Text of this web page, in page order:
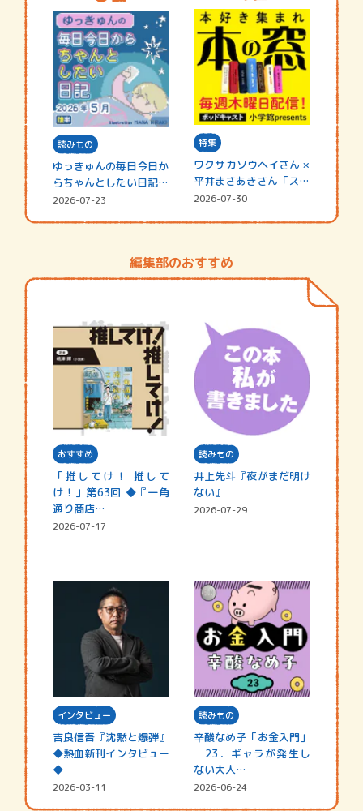
読みもの
ゆっきゅんの毎日今日か
らちゃんとしたい日記
☆202…
2026-07-23
特集
ワクサカソウヘイさん ×
平井まさあきさん「スペ
シャ…
2026-07-30
編集部のおすすめ
おすすめ
「推してけ！ 推して
け！」第63回 ◆『一角
通り商店…
2026-07-17
読みもの
井上先斗『夜がまだ明け
ない』
2026-07-29
インタビュー
吉良信吾『沈黙と爆弾』
◆熱血新刊インタビュー
◆
2026-03-11
読みもの
辛酸なめ子「お金入門」
23．ギャラが発生し
ない大人…
2026-06-24